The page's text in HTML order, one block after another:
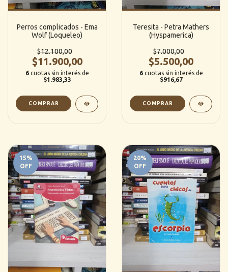
Perros complicados - Ema
Wolf (Loqueleo)
$12.100,00
$11.900,00
6 cuotas sin interés de
$1.983,33
Teresita - Petra Mathers
(Hyspamerica)
$7.000,00
$5.500,00
6 cuotas sin interés de
$916,67
15%
OFF
20%
OFF